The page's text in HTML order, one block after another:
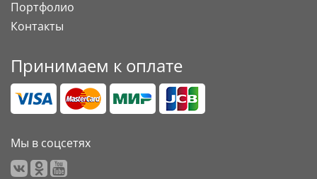
Портфолио
Контакты
Принимаем к оплате
Мы в соцсетях